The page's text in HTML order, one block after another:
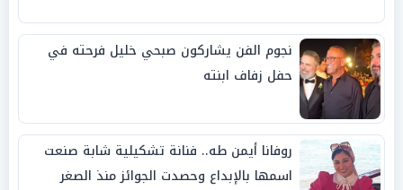
نجوم الفن يشاركون صبحي خليل فرحته في
حفل زفاف ابنته
روفانا أيمن طه.. فنانة تشكيلية شابة صنعت
اسمها بالإبداع وحصدت الجوائز منذ الصغر